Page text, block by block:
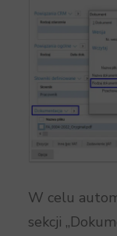
W celu
sekcji